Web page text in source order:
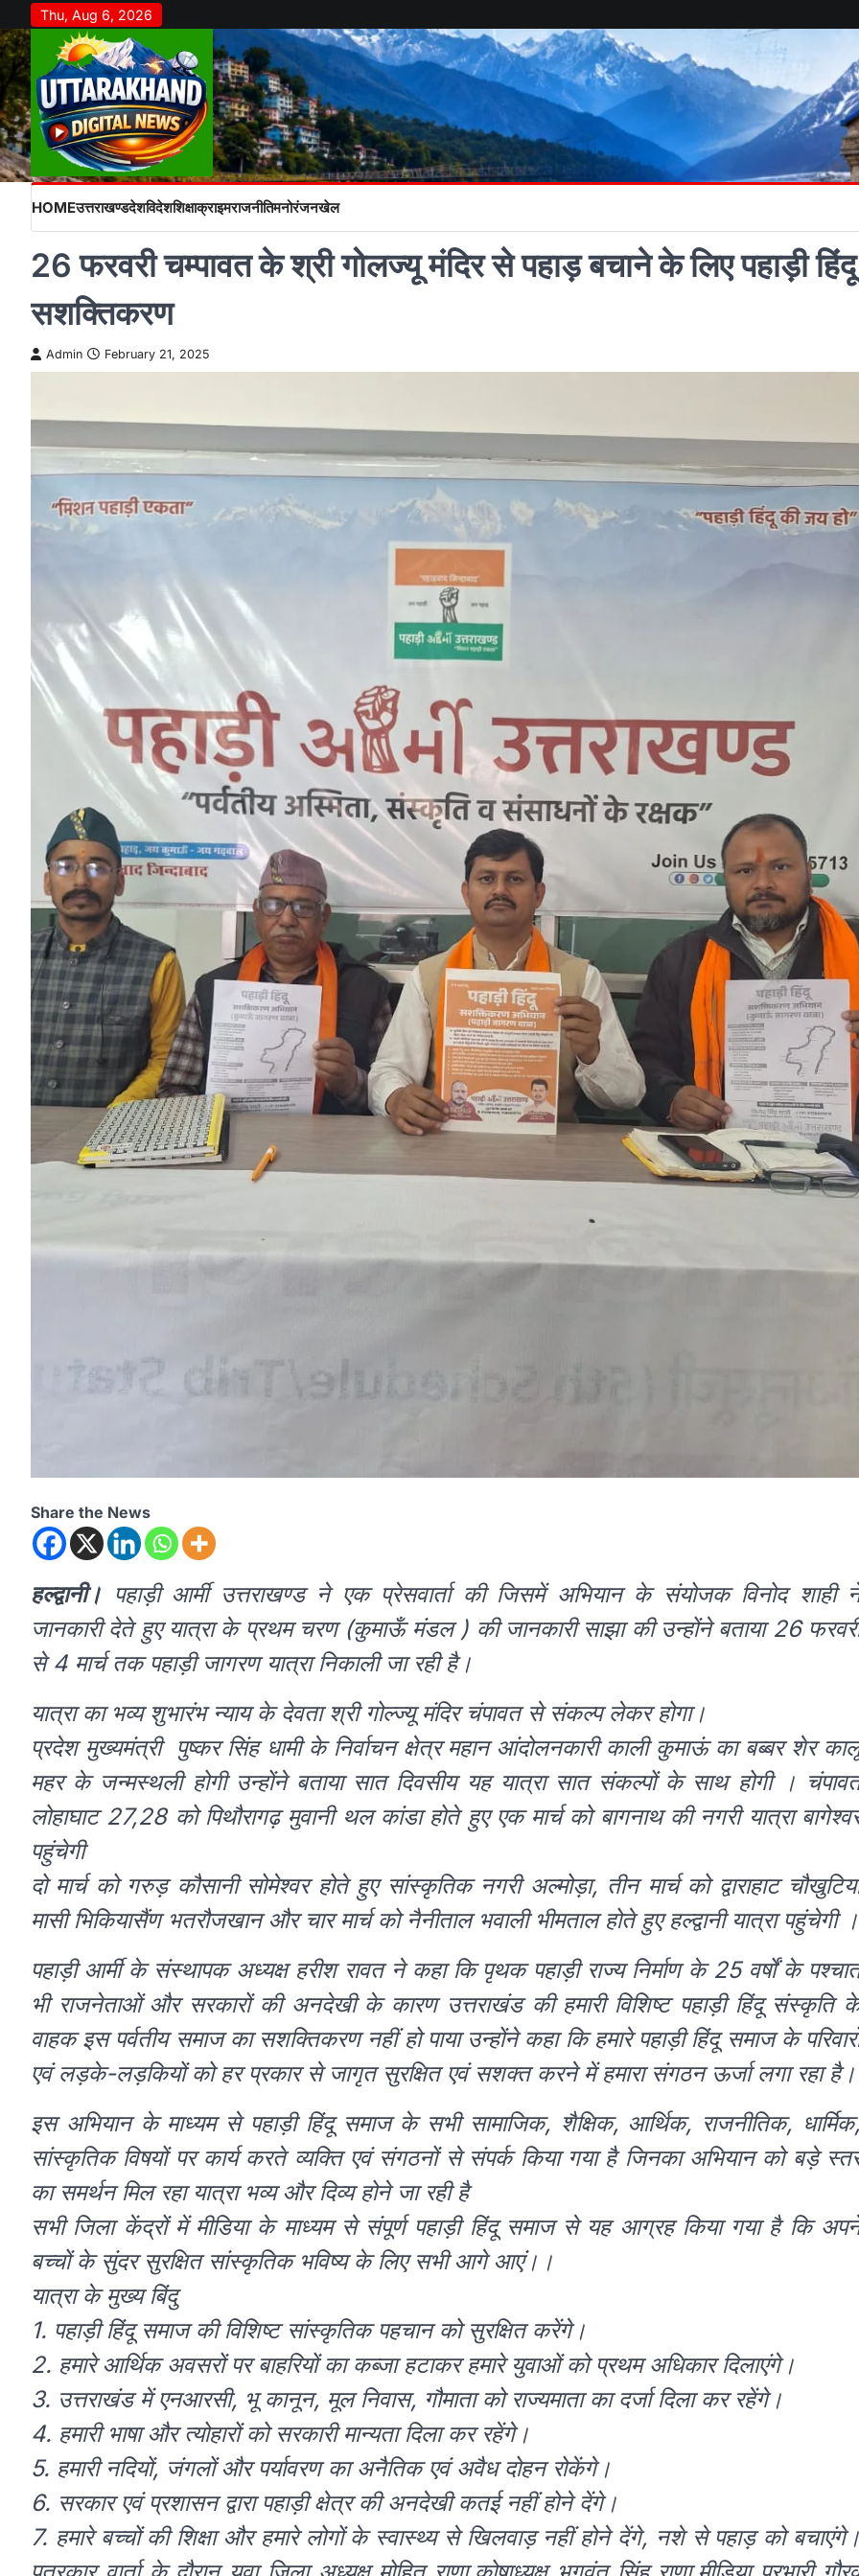
to
content
Thu, Aug 6, 2026
HOMEउत्तराखण्डदेशविदेशशिक्षाक्राइमराजनीतिमनोरंजनखेल
26 फरवरी चम्पावत के श्री गोलज्यू मंदिर से पहाड़ बचाने के लिए पहाड़ी हिंदू
सशक्तिकरण
Admin February 21, 2025
Share the News
हल्द्वानी। पहाड़ी आर्मी उत्तराखण्ड ने एक प्रेसवार्ता की जिसमें अभियान के संयोजक विनोद शाही
जानकारी देते हुए यात्रा के प्रथम चरण (कुमाऊँ मंडल ) की जानकारी साझा की उन्होंने बताया 26
से 4 मार्च तक पहाड़ी जागरण यात्रा निकाली जा रही है।
यात्रा का भव्य शुभारंभ न्याय के देवता श्री गोल्ज्यू मंदिर चंपावत से संकल्प लेकर होगा।
प्रदेश मुख्यमंत्री पुष्कर सिंह धामी के निर्वाचन क्षेत्र महान आंदोलनकारी काली कुमाऊं का बब्बर शेर
महर के जन्मस्थली होगी उन्होंने बताया सात दिवसीय यह यात्रा सात संकल्पों के साथ होगी ।
लोहाघाट 27,28 को पिथौरागढ़ मुवानी थल कांडा होते हुए एक मार्च को बागनाथ की नगरी यात्रा
पहुंचेगी
दो मार्च को गरुड़ कौसानी सोमेश्वर होते हुए सांस्कृतिक नगरी अल्मोड़ा, तीन मार्च को द्वाराहाट
मासी भिकियासैंण भतरौजखान और चार मार्च को नैनीताल भवाली भीमताल होते हुए हल्द्वानी यात्रा पहुंचेगी ।
पहाड़ी आर्मी के संस्थापक अध्यक्ष हरीश रावत ने कहा कि पृथक पहाड़ी राज्य निर्माण के 25 वर्षों के
भी राजनेताओं और सरकारों की अनदेखी के कारण उत्तराखंड की हमारी विशिष्ट पहाड़ी हिंदू संस्कृति
वाहक इस पर्वतीय समाज का सशक्तिकरण नहीं हो पाया उन्होंने कहा कि हमारे पहाड़ी हिंदू समाज के
एवं लड़के-लड़कियों को हर प्रकार से जागृत सुरक्षित एवं सशक्त करने में हमारा संगठन ऊर्जा लगा रहा है।
इस अभियान के माध्यम से पहाड़ी हिंदू समाज के सभी सामाजिक, शैक्षिक, आर्थिक, राजनीतिक, धार्मिक,
सांस्कृतिक विषयों पर कार्य करते व्यक्ति एवं संगठनों से संपर्क किया गया है जिनका अभियान को बड़े
का समर्थन मिल रहा यात्रा भव्य और दिव्य होने जा रही है
सभी जिला केंद्रों में मीडिया के माध्यम से संपूर्ण पहाड़ी हिंदू समाज से यह आग्रह किया गया है कि
बच्चों के सुंदर सुरक्षित सांस्कृतिक भविष्य के लिए सभी आगे आएं।।
यात्रा के मुख्य बिंदु
1. पहाड़ी हिंदू समाज की विशिष्ट सांस्कृतिक पहचान को सुरक्षित करेंगे।
2. हमारे आर्थिक अवसरों पर बाहरियों का कब्जा हटाकर हमारे युवाओं को प्रथम अधिकार दिलाएंगे।
3. उत्तराखंड में एनआरसी, भू कानून, मूल निवास, गौमाता को राज्यमाता का दर्जा दिला कर रहेंगे।
4. हमारी भाषा और त्योहारों को सरकारी मान्यता दिला कर रहेंगे।
5. हमारी नदियों, जंगलों और पर्यावरण का अनैतिक एवं अवैध दोहन रोकेंगे।
6. सरकार एवं प्रशासन द्वारा पहाड़ी क्षेत्र की अनदेखी कतई नहीं होने देंगे।
7. हमारे बच्चों की शिक्षा और हमारे लोगों के स्वास्थ्य से खिलवाड़ नहीं होने देंगे, नशे से पहाड़ को बचाएंगे।